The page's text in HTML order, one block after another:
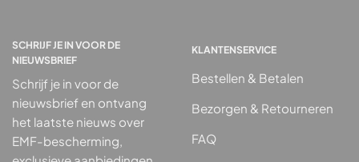
SCHRIJF JE IN VOOR DE
NIEUWSBRIEF
Schrijf je in voor de
nieuwsbrief en ontvang
het laatste nieuws over
EMF-bescherming,
KLANTENSERVICE
Bestellen & Betalen
Bezorgen & Retourneren
FAQ